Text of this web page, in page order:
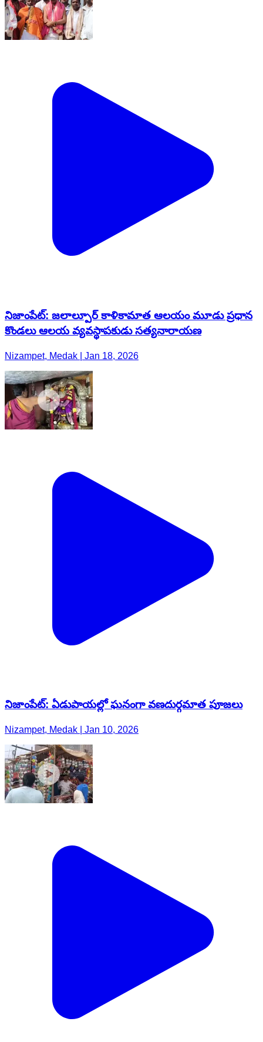
నిజాంపేట్: జలాల్పూర్ కాళికామాత ఆలయం మూడు ప్రధాన
కొండలు ఆలయ వ్యవస్థాపకుడు సత్యనారాయణ
Nizampet, Medak | Jan 18, 2026
నిజాంపేట్: ఏడుపాయల్లో ఘనంగా వణదుర్గమాత పూజలు
Nizampet, Medak | Jan 10, 2026